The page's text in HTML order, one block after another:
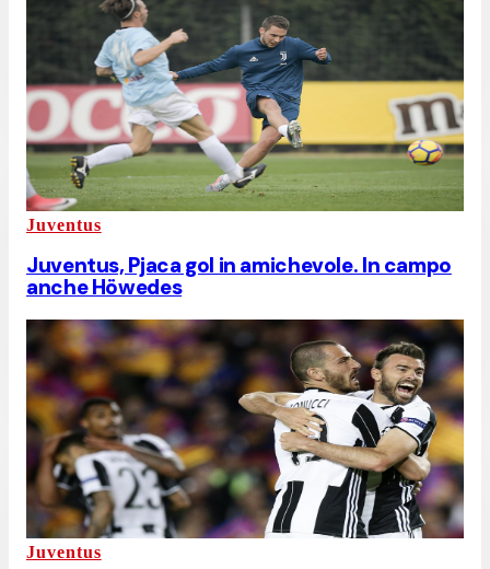
Juventus
Juventus, Pjaca gol in amichevole. In campo
anche Höwedes
Juventus